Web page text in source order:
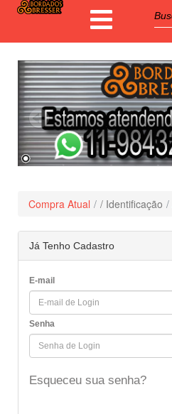
Compra Atual / Identificação
Já Tenho Cadastro
E-mail
Senha
Esqueceu sua senha?